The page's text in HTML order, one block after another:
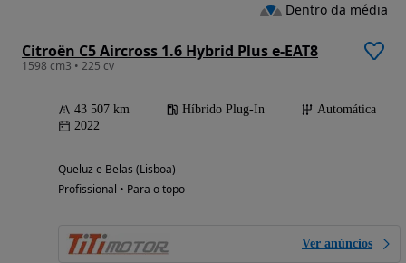
Citroën C5 Aircross 1.6 Hybrid Plus e-EAT8
1598 cm3 • 225 cv
43 507 km Híbrido Plug-In
Automática
2022
Queluz e Belas (Lisboa)
Profissional • Para o topo
Ver anúncios
Dentro da média